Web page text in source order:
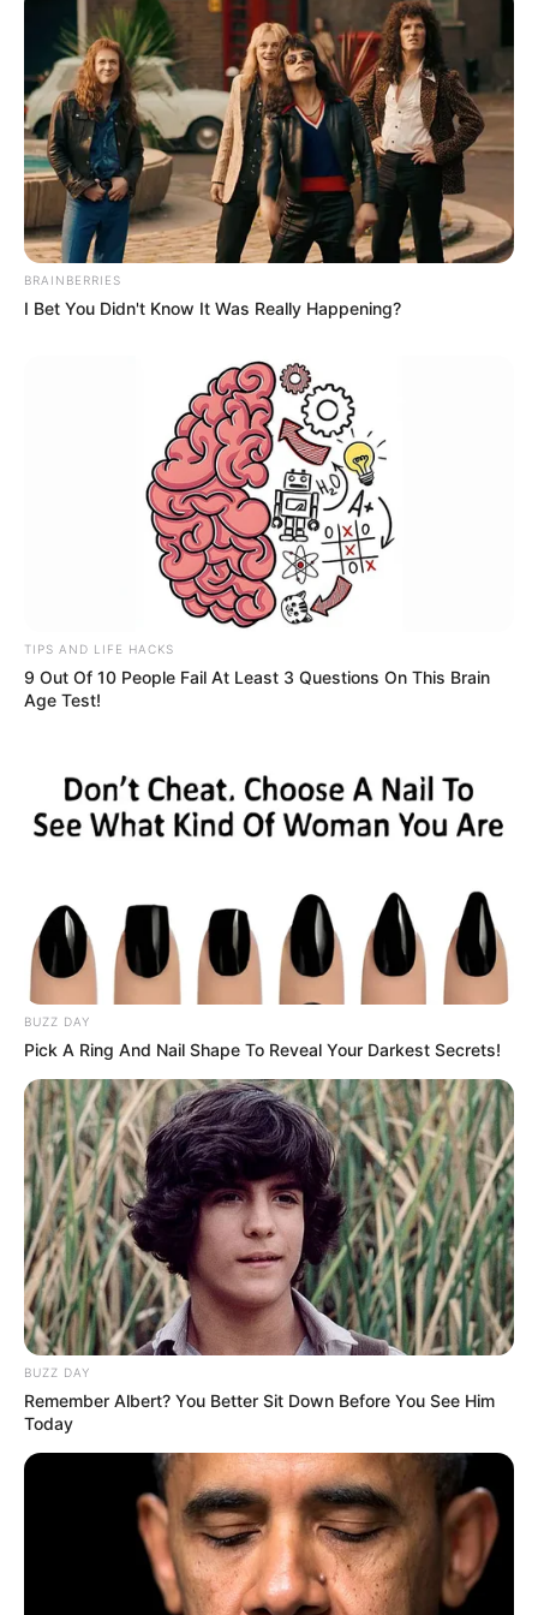
buatan putra-putri indonesia dan menjadi kebanggaan bangsa
sehingga proyek ini disebut juga sebagai Project Frigate Merah
Putih. (Gilang Perdana)
Kemhan dan TNI AL ‘Beda Pilihan’ Tentang Combat
Management System (CMS) di Frigat Merah Putih
BRAINBERRIES
I Bet You Didn't Know It Was Really Happening?
TIPS AND LIFE HACKS
9 Out Of 10 People Fail At Least 3 Questions On This Brain
Age Test!
BUZZ DAY
Pick A Ring And Nail Shape To Reveal Your Darkest Secrets!
BUZZ DAY
Remember Albert? You Better Sit Down Before You See Him
Today